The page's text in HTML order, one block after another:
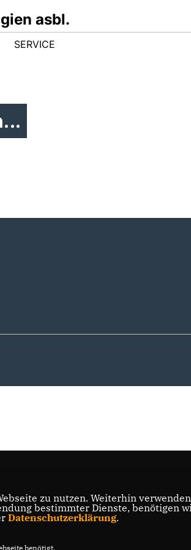
asbl.
SERVICE
zu nutzen. Weiterhin
bestimmter Dienste, benötigen
Datenschutzerklärung.
benötigt.